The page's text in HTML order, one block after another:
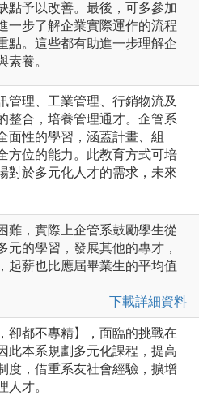
點予以改善。最後，可多參加
一步了解企業實際運作的流程
點。這些都有助進一步理解企
素養。
管理、工業管理、行銷物流及
整合，培養管理通才。企管系
面性的學習，涵蓋計畫、組
方位的能力。此教育方式可培
對於多元化人才的需求，未來
難，實際上企管系鼓勵學生從
元的學習，發展其他的專才，
起薪也比應屆畢業生的平均值
下載詳細資料
卻都不專精】，面臨的挑戰在
此本系規劃多元化課程，提高
度，借重系友社會經驗，擴增
人才。